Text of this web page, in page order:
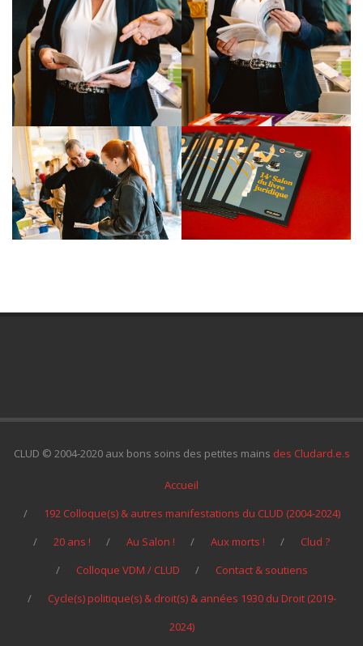
CLUD © 2004-2020 aux bons soins des petites mains des Cludard.e.s
Accueil
192 Colloque(s) & autres manifestations du CLUD (2004-2024)
20 ans !
Au Salon ! Aux morts !
Clud ?
Colloque VDM / CLUD
Contact & soutiens
Cycle(s) politique(s) & droit(s) & années 1930 du Droit (2019-
2024)